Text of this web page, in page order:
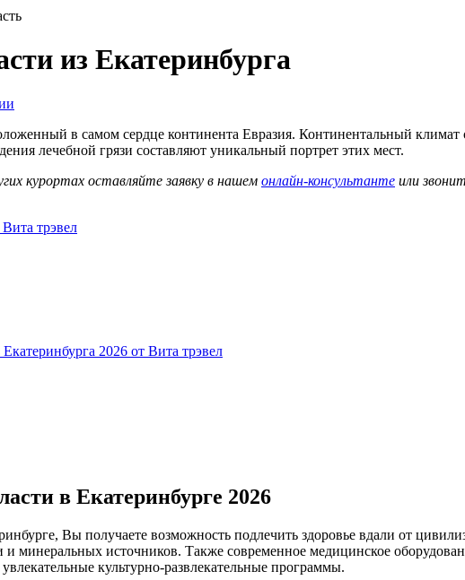
из Екатеринбурга
в самом сердце континента Евразия. Континентальный
лечебной грязи составляют уникальный портрет этих мест.
курортах оставляйте заявку в нашем онлайн-консультанте или
в Екатеринбурге 2026
Вы получаете возможность подлечить здоровье вдали от
минеральных источников. Также современное медицинское
культурно-развлекательные программы.